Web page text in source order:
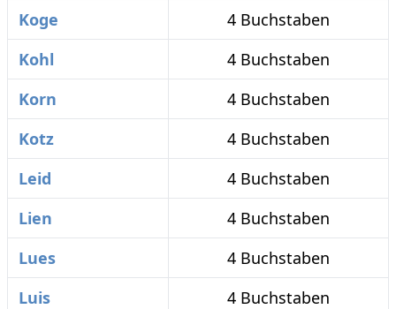
Koge
4 Buchstaben
Kohl
4 Buchstaben
Korn
4 Buchstaben
Kotz
4 Buchstaben
Leid
4 Buchstaben
Lien
4 Buchstaben
Lues
4 Buchstaben
Luis
4 Buchstaben